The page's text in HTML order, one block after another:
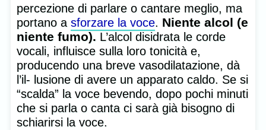
percezione di parlare o cantare meglio, ma
portano a sforzare la voce. Niente alcol (e
niente fumo). L’alcol disidrata le corde
vocali, influisce sulla loro tonicità e,
producendo una breve vasodilatazione, dà
l’il- lusione di avere un apparato caldo. Se si
“scalda” la voce bevendo, dopo pochi minuti
che si parla o canta ci sarà già bisogno di
schiarirsi la voce.